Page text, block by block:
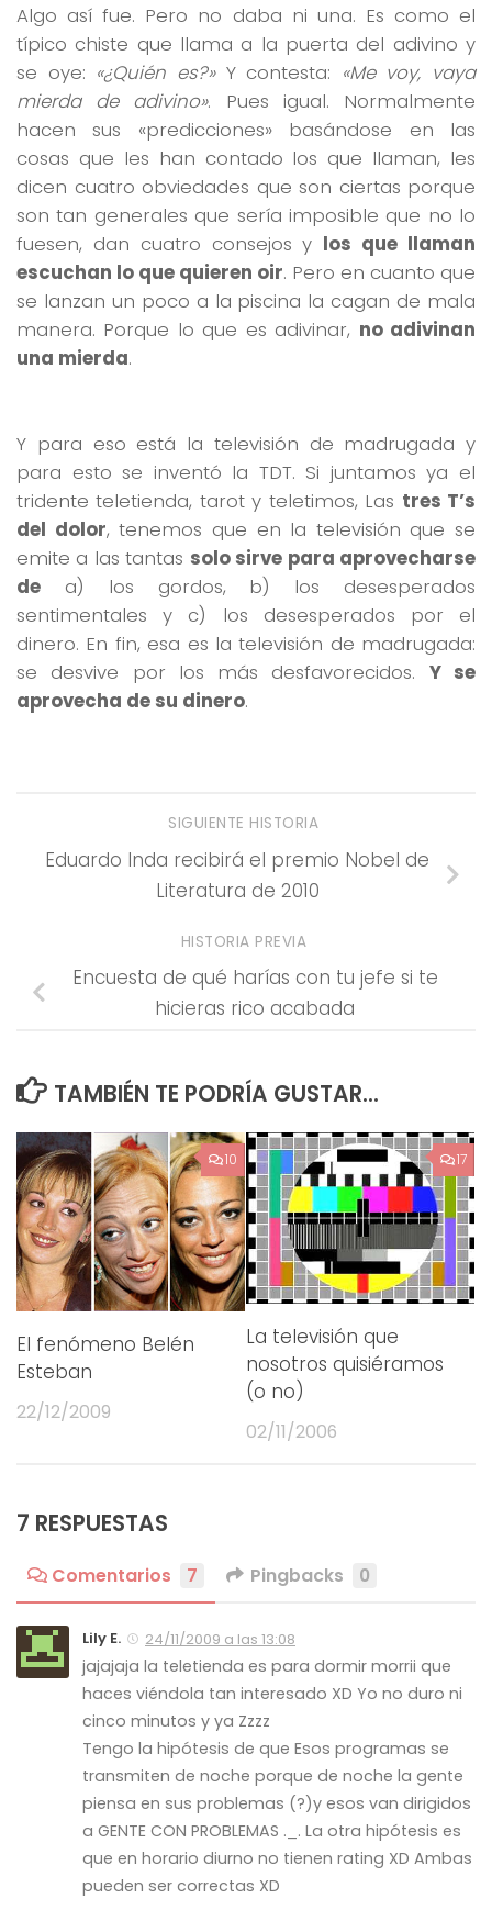
Algo así fue. Pero no daba ni una. Es como el
típico chiste que llama a la puerta del adivino y
se oye: «¿Quién es?»Y contesta: «Me voy, vaya
mierda de adivino». Pues igual. Normalmente
hacen sus «predicciones» basándose en las
cosas que les han contado los que llaman, les
dicen cuatro obviedades que son ciertas porque
son tan generales que sería imposible que no lo
fuesen, dan cuatro consejos y los que llaman
escuchan lo que quieren oir. Pero en cuanto que
se lanzan un poco a la piscina la cagan de mala
manera. Porque lo que es adivinar, no adivinan
una mierda.
Y para eso está la televisión de madrugada y
para esto se inventó la TDT. Si juntamos ya el
tridente teletienda, tarot y teletimos, Las tres T’s
del dolor, tenemos que en la televisión que se
emite a las tantas solo sirve para aprovecharse
de a) los gordos, b) los desesperados
sentimentales y c) los desesperados por el
dinero. En fin, esa es la televisión de madrugada:
se desvive por los más desfavorecidos. Y se
aprovecha de su dinero.
SIGUIENTE HISTORIA
Eduardo Inda recibirá el premio Nobel de
Literatura de 2010
HISTORIA PREVIA
Encuesta de qué harías con tu jefe si te
hicieras rico acabada
TAMBIÉN TE PODRÍA GUSTAR...
10
El fenómeno Belén
Esteban
22/12/2009
17
La televisión que
nosotros quisiéramos
(o no)
02/11/2006
7 RESPUESTAS
Comentarios 7 Pingbacks 0
Lily E. 24/11/2009 a las 13:08
jajajaja la teletienda es para dormir morrii que
haces viéndola tan interesado XD Yo no duro ni
cinco minutos y ya Zzzz
Tengo la hipótesis de que Esos programas se
transmiten de noche porque de noche la gente
piensa en sus problemas (?)y esos van dirigidos
a GENTE CON PROBLEMAS ._. La otra hipótesis es
que en horario diurno no tienen rating XD Ambas
pueden ser correctas XD